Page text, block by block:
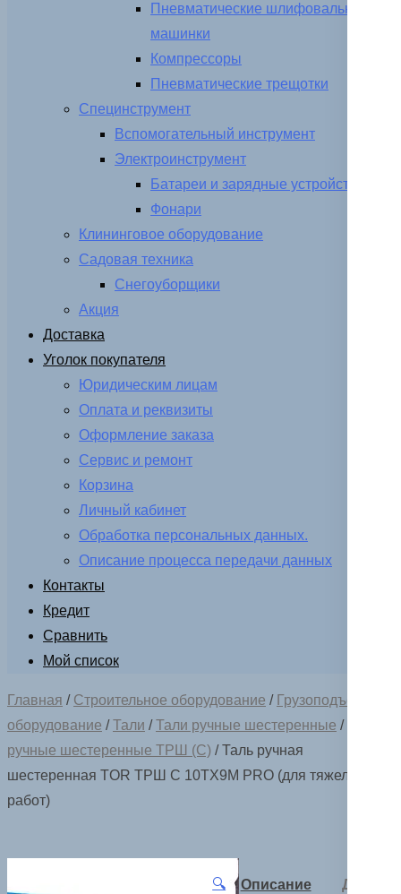
Пневматические шлифовальные
машинки
Компрессоры
Пневматические трещотки
Специнструмент
Вспомогательный инструмент
Электроинструмент
Батареи и зарядные устройства
Фонари
Клининговое оборудование
Садовая техника
Снегоуборщики
Акция
Доставка
Уголок покупателя
Юридическим лицам
Оплата и реквизиты
Оформление заказа
Сервис и ремонт
Корзина
Личный кабинет
Обработка персональных данных.
Описание процесса передачи данных
Контакты
Кредит
Сравнить
Мой список
Главная / Строительное оборудование / Грузоподъемное
оборудование /Тали /Тали ручные шестеренные /
ручные шестеренные ТРШ (С) / Таль ручная
шестеренная TOR ТРШ C 10ТХ9М PRO (для тяжелых
работ)
🔍 Описание Детали